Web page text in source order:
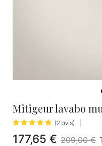
Mitigeur lavabo
(2 avis)
177,65 € 209,00€